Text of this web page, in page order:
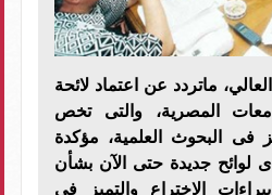
ماتردد عن اعتماد لائحة
المصرية، والتى تخص
فى البحوث العلمية، مؤكدة
لوائح جديدة حتى الآن بشأن
الاختراع والتميز فى